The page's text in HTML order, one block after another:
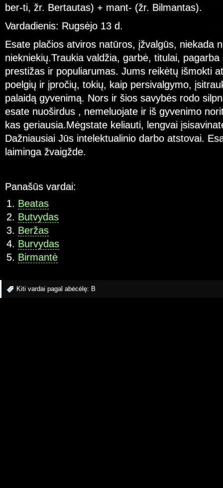
ber-ti, žr. Bertautas) + mant- (žr. Bilmantas).
Vardadienis: Rugsėjo 13 d.
Esate plačios atviros natūros, įžvalgūs, niekada
niekniekių.Traukia valdžia, garbė, titulai,
prestižas ir populiarumas. Jums reikėtų išmokti
poelgių ir įpročių, tokių, kaip persivalgymo,
palaidą gyvenimą. Nors ir šios savybės rodo
esate nuoširdus , nemeluojate ir iš gyvenimo
kas geriausia.Mėgstate keliauti, lengvai
Dažniausiai Jūs intelektualinio darbo atstovai.
laiminga žvaigžde.
Panašūs vardai:
Beatas
Butvydas
Beržas
Burvydas
Birmantė
Kiti vardai pagal abėcėlę: B